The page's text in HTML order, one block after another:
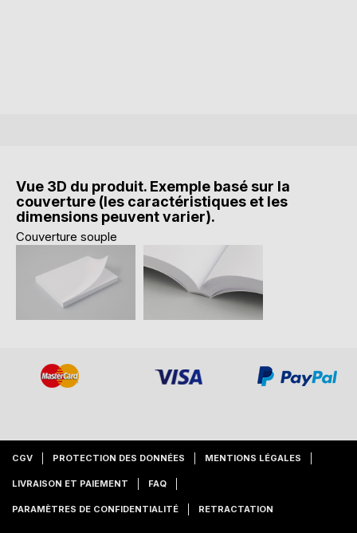
Vue 3D du produit. Exemple basé sur la
couverture (les caractéristiques et les
dimensions peuvent varier).
Couverture souple
CGV PROTECTION DES DONNÉES MENTIONS LÉGALES
LIVRAISON ET PAIEMENT FAQ
PARAMÈTRES DE CONFIDENTIALITÉ RETRACTATION